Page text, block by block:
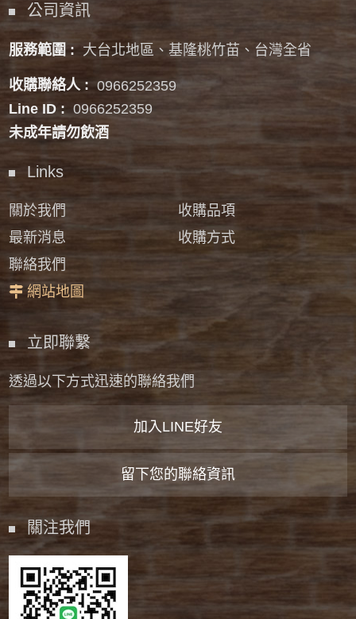
公司資訊
服務範圍 : 大台北地區、基隆桃竹苗、台灣全省
收購聯絡人 : 0966252359
Line ID : 0966252359
未成年請勿飲酒
Links
關於我們
收購品項
最新消息
收購方式
聯絡我們
網站地圖
立即聯繫
透過以下方式迅速的聯絡我們
加入LINE好友
留下您的聯絡資訊
關注我們